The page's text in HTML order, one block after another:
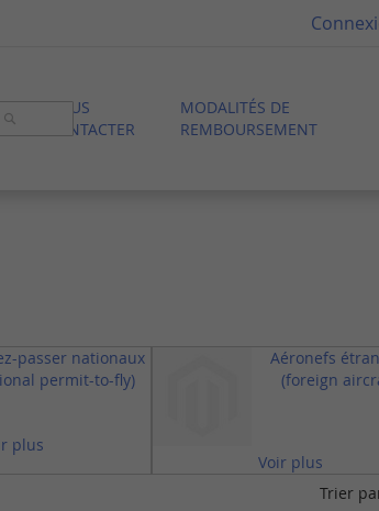
Rechercher
NOUS
CONTACTER
MODALITÉS DE
REMBOURSEMENT
passer nationaux
permit-to-fly)
plus
Aéronefs
(foreign
Voir plus
Trier